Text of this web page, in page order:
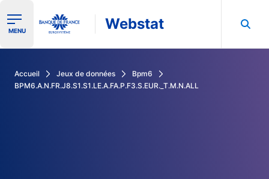
Ouvrir le menu de navigation
MENU Webstat
Accueil Jeux de données
Bpm6
BPM6.A.N.FR.J8.S1.S1.LE.A.FA.P.F3.S.EUR._T.M.N.ALL